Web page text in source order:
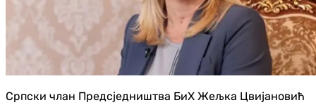
Српски члан Предсједништва БиХ Жељка Цвијановић